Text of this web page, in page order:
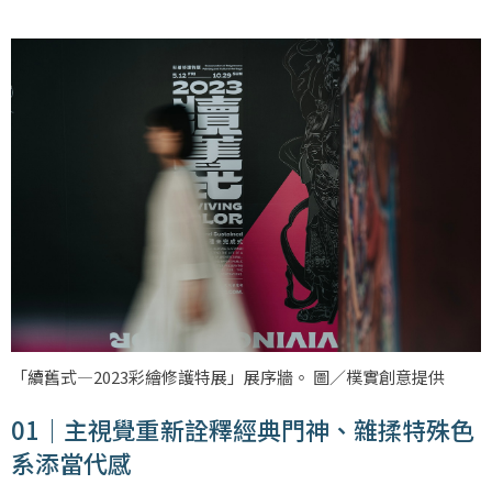
「續舊式—2023彩繪修護特展」展序牆。 圖／樸實創意提供
01｜主視覺重新詮釋經典門神、雜揉特殊色
系添當代感